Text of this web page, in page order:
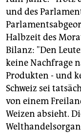
und des
Halbzeit des
Bilanz: "Den
keine Nachfrage
Produkten - und
Schweiz sei
von einem
Weizen absieht.